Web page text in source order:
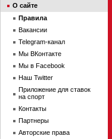
О сайте
Правила
Вакансии
Telegram-канал
Мы ВКонтакте
Мы в Facebook
Наш Twitter
Приложение для ставок
на спорт
Контакты
Партнеры
Авторские права